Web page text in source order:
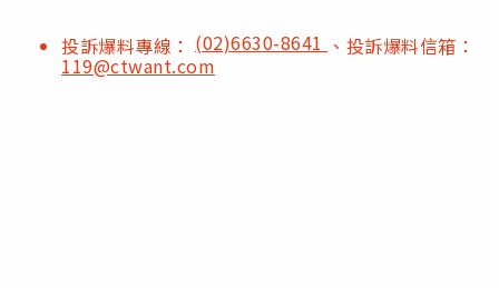
投訴爆料專線： (02)6630-8641 、投訴爆料信箱：
119@ctwant.com